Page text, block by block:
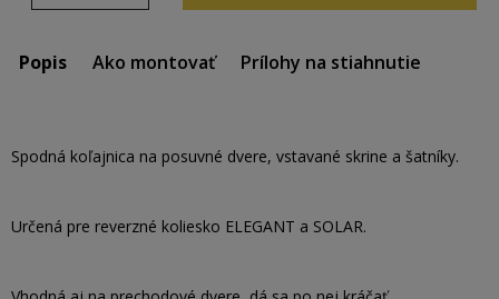
Popis Ako montovať Prílohy na stiahnutie
Spodná koľajnica na posuvné dvere, vstavané skrine a šatníky.
Určená pre reverzné koliesko ELEGANT a SOLAR.